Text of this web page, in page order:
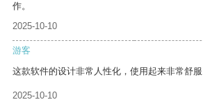
作。
2025-10-10
游客
这款软件的设计非常人性化，使用起来非常舒服
2025-10-10